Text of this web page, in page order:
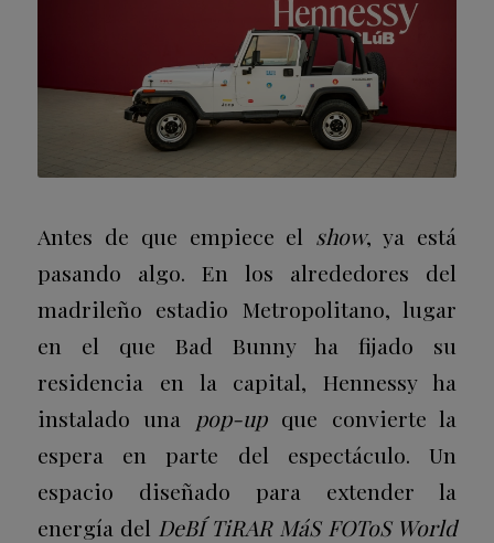
Antes de que empiece el show, ya está
pasando algo. En los alrededores del
madrileño estadio Metropolitano, lugar
en el que Bad Bunny ha fijado su
residencia en la capital, Hennessy ha
instalado una pop-upque convierte la
espera en parte del espectáculo. Un
espacio diseñado para extender la
energía del DeBÍ TiRAR MáS FOToS World